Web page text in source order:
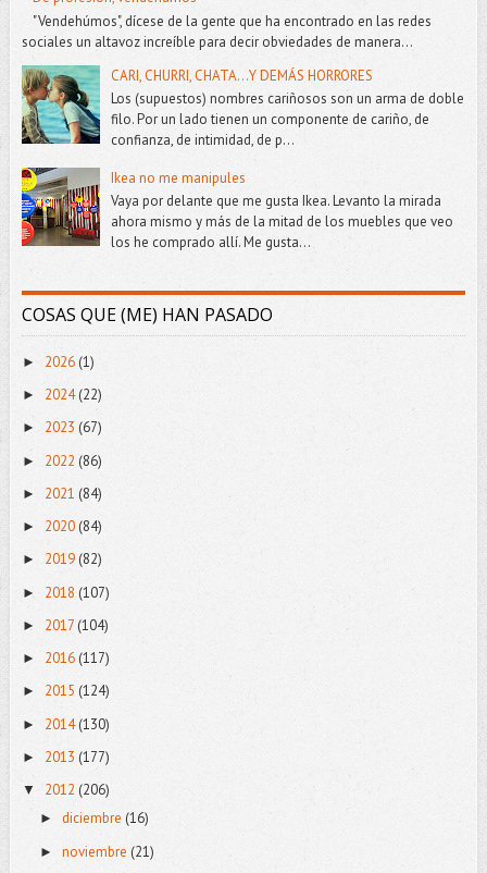
"Vendehúmos", dícese de la gente que ha encontrado en las redes
sociales un altavoz increíble para decir obviedades de manera...
CARI, CHURRI, CHATA...Y DEMÁS HORRORES
Los (supuestos) nombres cariñosos son un arma de doble
filo. Por un lado tienen un componente de cariño, de
confianza, de intimidad, de p...
Ikea no me manipules
Vaya por delante que me gusta Ikea. Levanto la mirada
ahora mismo y más de la mitad de los muebles que veo
los he comprado allí. Me gusta...
COSAS QUE (ME) HAN PASADO
► 2026(1)
► 2024(22)
► 2023 (67)
► 2022 (86)
► 2021 (84)
► 2020 (84)
► 2019 (82)
► 2018 (107)
► 2017(104)
► 2016 (117)
► 2015 (124)
► 2014(130)
► 2013 (177)
▼ 2012 (206)
► diciembre (16)
► noviembre (21)